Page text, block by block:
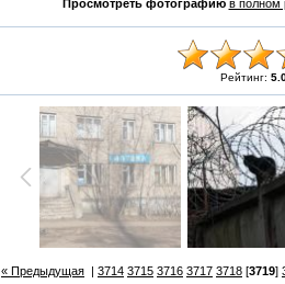
Просмотреть фотографию в полном
Рейтинг:
« Предыдущая | 3714 3715 3716 3717 3718 [3719]